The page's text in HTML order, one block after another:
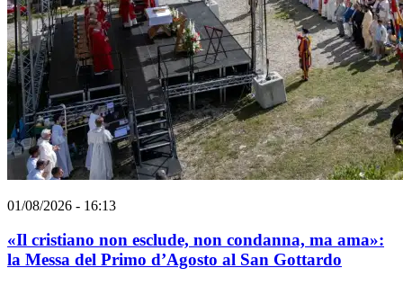
01/08/2026 - 16:13
«Il cristiano non esclude, non condanna, ma ama»:
la Messa del Primo d’Agosto al San Gottardo